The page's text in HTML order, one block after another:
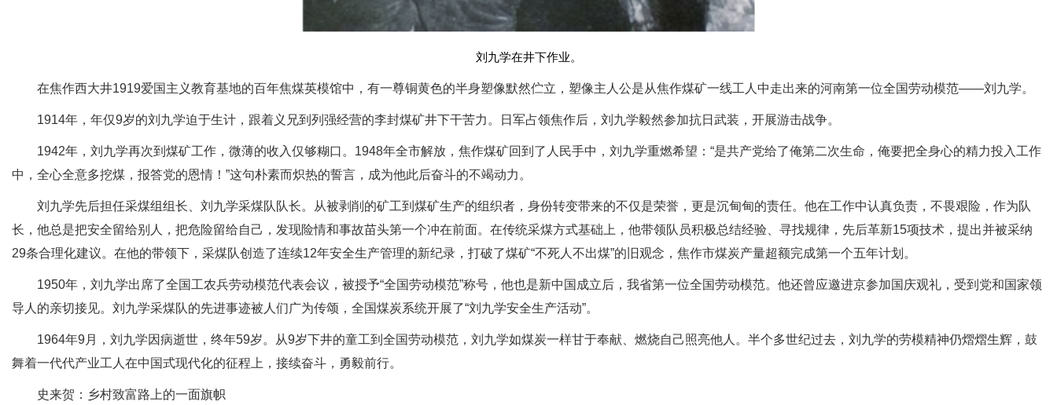
刘九学在井下作业。
在焦作西大井1919爱国主义教育基地的百年焦煤英模馆中，有一尊铜黄色的半身塑像默然伫立，塑像主人公是从焦作煤矿一线工人中走出来的河南第一位全国劳动模范——刘九学。
1914年，年仅9岁的刘九学迫于生计，跟着义兄到列强经营的李封煤矿井下干苦力。日军占领焦作后，刘九学毅然参加抗日武装，开展游击战争。
1942年，刘九学再次到煤矿工作，微薄的收入仅够糊口。1948年全市解放，焦作煤矿回到了人民手中，刘九学重燃希望：“是共产党给了俺第二次生命，俺要把全身心的精力投入工作
中，全心全意多挖煤，报答党的恩情！”这句朴素而炽热的誓言，成为他此后奋斗的不竭动力。
刘九学先后担任采煤组组长、刘九学采煤队队长。从被剥削的矿工到煤矿生产的组织者，身份转变带来的不仅是荣誉，更是沉甸甸的责任。他在工作中认真负责，不畏艰险，作为队
长，他总是把安全留给别人，把危险留给自己，发现险情和事故苗头第一个冲在前面。在传统采煤方式基础上，他带领队员积极总结经验、寻找规律，先后革新15项技术，提出并被采纳
29条合理化建议。在他的带领下，采煤队创造了连续12年安全生产管理的新纪录，打破了煤矿“不死人不出煤”的旧观念，焦作市煤炭产量超额完成第一个五年计划。
1950年，刘九学出席了全国工农兵劳动模范代表会议，被授予“全国劳动模范”称号，他也是新中国成立后，我省第一位全国劳动模范。他还曾应邀进京参加国庆观礼，受到党和国家领
导人的亲切接见。刘九学采煤队的先进事迹被人们广为传颂，全国煤炭系统开展了“刘九学安全生产活动”。
1964年9月，刘九学因病逝世，终年59岁。从9岁下井的童工到全国劳动模范，刘九学如煤炭一样甘于奉献、燃烧自己照亮他人。半个多世纪过去，刘九学的劳模精神仍熠熠生辉，鼓
舞着一代代产业工人在中国式现代化的征程上，接续奋斗，勇毅前行。
史来贺：乡村致富路上的一面旗帜